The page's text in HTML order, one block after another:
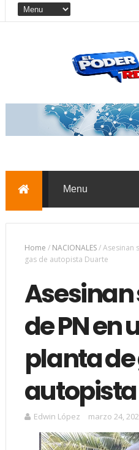
Home / NACIONALES/Asesinan
gas de autopista Duarte
de PN en
planta de
Edwin López marzo 24,